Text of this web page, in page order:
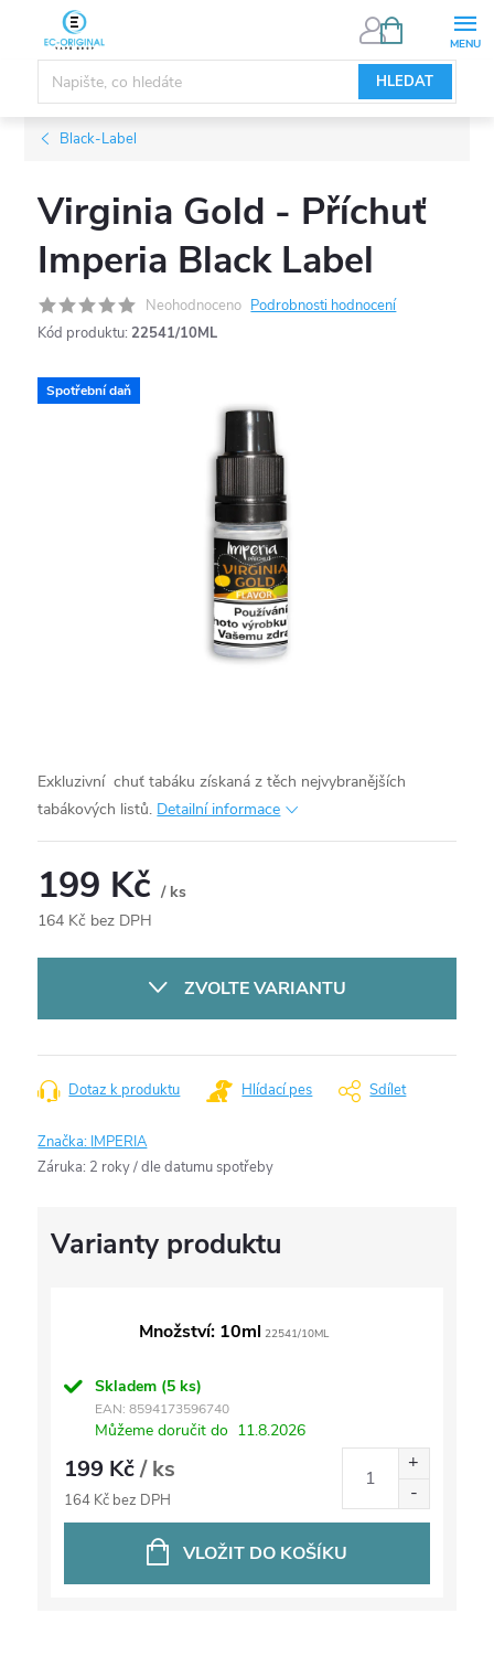
obsah
HLEDAT
NÁKUPNÍ
Black-Label
Virginia Gold - Příchuť
Imperia Black Label
Neohodnoceno Podrobnosti hodnocení
Kód produktu: 22541/10ML
Spotřební daň
Exkluzivní chuť tabáku získaná z těch nejvybranějších
tabákových listů. Detailní informace
199 Kč/ ks
164 Kč bez DPH
ZVOLTE VARIANTU
Dotaz k produktu Hlídací pes Sdílet
Značka: IMPERIA
Záruka: 2 roky / dle datumu spotřeby
Množství: 10ml 22541/10ML
Skladem (5 ks)
EAN: 8594173596740
Můžeme doručit do 11.8.2026
199 Kč/ ks
164 Kč bez DPH
VLOŽIT DO KOŠÍKU